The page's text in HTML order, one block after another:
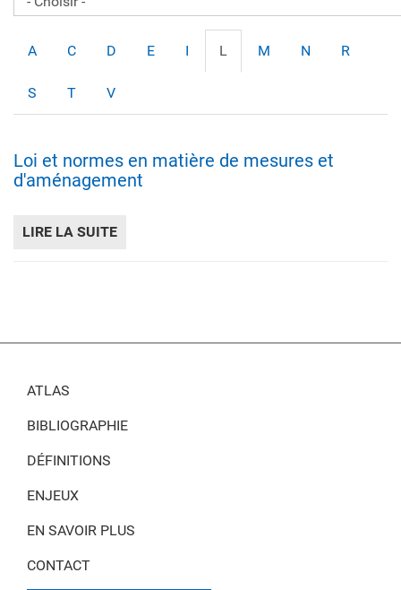
A C D E I L M N R
S T V
Loi et normes en matière de mesures et
d'aménagement
LIRE LA SUITE
ATLAS
BIBLIOGRAPHIE
DÉFINITIONS
ENJEUX
EN SAVOIR PLUS
CONTACT